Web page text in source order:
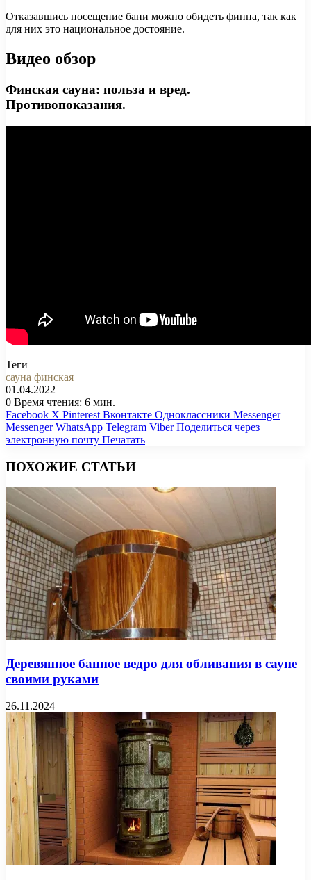
Отказавшись посещение бани можно обидеть финна, так как
для них это национальное достояние.
Видео обзор
Финская сауна: польза и вред.
Противопоказания.
Теги
сауна финская
01.04.2022
0 Время чтения: 6 мин.
Facebook X Pinterest Вконтакте Одноклассники Messenger
Messenger WhatsApp Telegram Viber Поделиться через
электронную почту Печатать
ПОХОЖИЕ СТАТЬИ
Деревянное банное ведро для обливания в сауне
своими руками
26.11.2024